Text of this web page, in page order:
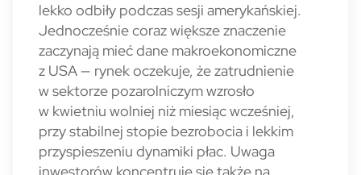
lekko odbiły podczas sesji amerykańskiej.
Jednocześnie coraz większe znaczenie
zaczynają mieć dane makroekonomiczne
z USA — rynek oczekuje, że zatrudnienie
w sektorze pozarolniczym wzrosło
w kwietniu wolniej niż miesiąc wcześniej,
przy stabilnej stopie bezrobocia i lekkim
przyspieszeniu dynamiki płac. Uwaga